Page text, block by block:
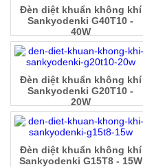
Đèn diệt khuẩn không khí
Sankyodenki G40T10 -
40W
Đèn diệt khuẩn không khí
Sankyodenki G20T10 -
20W
Đèn diệt khuẩn không khí
Sankyodenki G15T8 - 15W